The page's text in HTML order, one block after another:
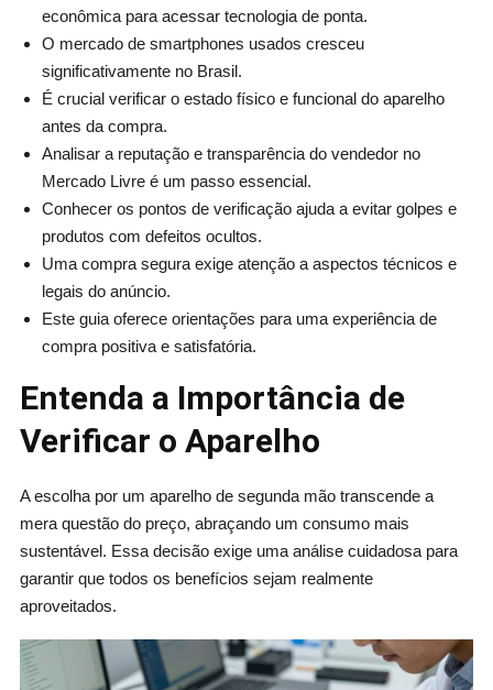
econômica para acessar tecnologia de ponta.
O mercado de smartphones usados cresceu
significativamente no Brasil.
É crucial verificar o estado físico e funcional do aparelho
antes da compra.
Analisar a reputação e transparência do vendedor no
Mercado Livre é um passo essencial.
Conhecer os pontos de verificação ajuda a evitar golpes e
produtos com defeitos ocultos.
Uma compra segura exige atenção a aspectos técnicos e
legais do anúncio.
Este guia oferece orientações para uma experiência de
compra positiva e satisfatória.
Entenda a Importância de
Verificar o Aparelho
A escolha por um aparelho de segunda mão transcende a
mera questão do preço, abraçando um consumo mais
sustentável. Essa decisão exige uma análise cuidadosa para
garantir que todos os benefícios sejam realmente
aproveitados.